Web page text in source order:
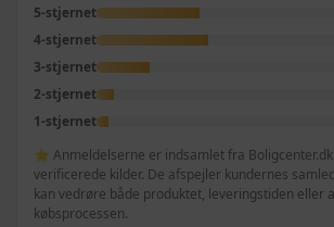
5-stjernet
4-stjernet
3-stjernet
2-stjernet
1-stjernet
⭐ Anmeldelserne er indsamlet fra
verificerede kilder. De afspejler kundernes
kan vedrøre både produktet, leveringstiden eller
købsprocessen.